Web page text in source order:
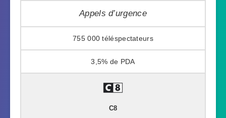
Appels d’urgence
755 000
3,5%
C8